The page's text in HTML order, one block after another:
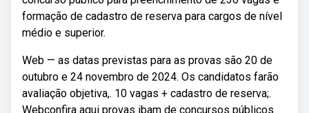
formação de cadastro de reserva para cargos de nível
médio e superior.
Web — as datas previstas para as provas são 20 de
outubro e 24 novembro de 2024. Os candidatos farão
avaliação objetiva,. 10 vagas + cadastro de reserva;.
Webconfira aqui provas ibam de concursos públicos